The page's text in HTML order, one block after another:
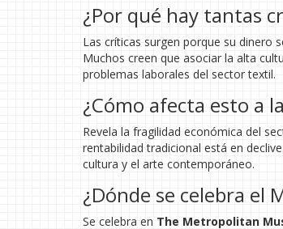
¿Por qué hay tantas
Las críticas surgen porque su dinero
Muchos creen que asociar la alta
problemas laborales del sector textil.
¿Cómo afecta esto a
Revela la fragilidad económica del
rentabilidad tradicional está en
cultura y el arte contemporáneo.
¿Dónde se celebra el
Se celebra en The Metropolitan